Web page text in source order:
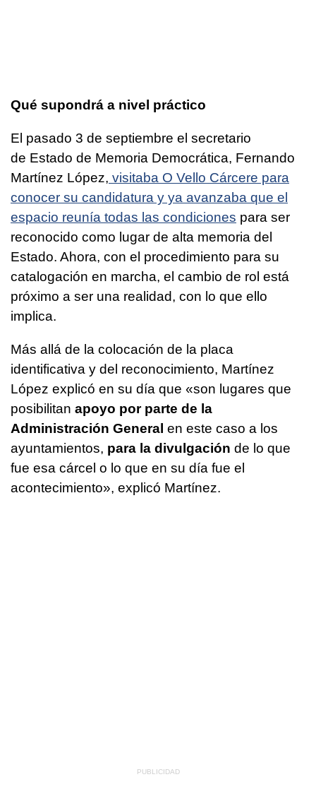
Qué supondrá a nivel práctico
El pasado 3 de septiembre el secretario
de Estado de Memoria Democrática, Fernando
Martínez López, visitaba O Vello Cárcere para
conocer su candidatura y ya avanzaba que el
espacio reunía todas las condiciones para ser
reconocido como lugar de alta memoria del
Estado. Ahora, con el procedimiento para su
catalogación en marcha, el cambio de rol está
próximo a ser una realidad, con lo que ello
implica.
Más allá de la colocación de la placa
identificativa y del reconocimiento, Martínez
López explicó en su día que «son lugares que
posibilitan apoyo por parte de la
Administración General en este caso a los
ayuntamientos, para la divulgación de lo que
fue esa cárcel o lo que en su día fue el
acontecimiento», explicó Martínez.